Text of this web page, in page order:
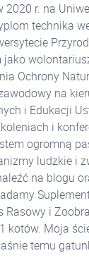
r. na
technika
jako
Ochrony
na
i Edukacji
i
ogromną
ludzkie i
na blogu
Rasowy i
kotów. Moja
temu